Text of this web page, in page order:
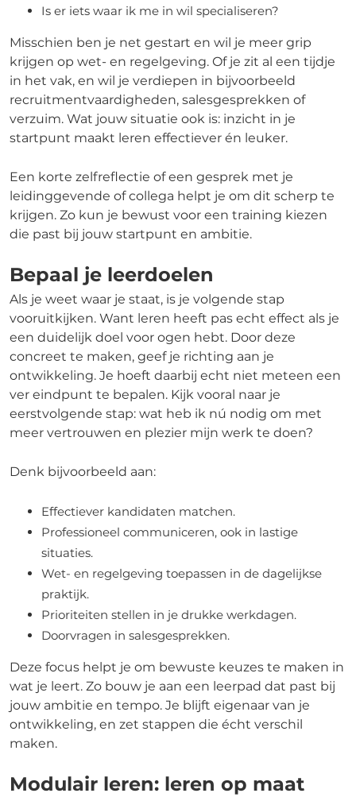
Is er iets waar ik me in wil specialiseren?
Misschien ben je net gestart en wil je meer grip
krijgen op wet- en regelgeving. Of je zit al een tijdje
in het vak, en wil je verdiepen in bijvoorbeeld
recruitmentvaardigheden, salesgesprekken of
verzuim. Wat jouw situatie ook is: inzicht in je
startpunt maakt leren effectiever én leuker.
Een korte zelfreflectie of een gesprek met je
leidinggevende of collega helpt je om dit scherp te
krijgen. Zo kun je bewust voor een training kiezen
die past bij jouw startpunt en ambitie.
Bepaal je leerdoelen
Als je weet waar je staat, is je volgende stap
vooruitkijken. Want leren heeft pas echt effect als je
een duidelijk doel voor ogen hebt. Door deze
concreet te maken, geef je richting aan je
ontwikkeling. Je hoeft daarbij echt niet meteen een
ver eindpunt te bepalen. Kijk vooral naar je
eerstvolgende stap: wat heb ik nú nodig om met
meer vertrouwen en plezier mijn werk te doen?
Denk bijvoorbeeld aan:
Effectiever kandidaten matchen.
Professioneel communiceren, ook in lastige
situaties.
Wet- en regelgeving toepassen in de dagelijkse
praktijk.
Prioriteiten stellen in je drukke werkdagen.
Doorvragen in salesgesprekken.
Deze focus helpt je om bewuste keuzes te maken in
wat je leert. Zo bouw je aan een leerpad dat past bij
jouw ambitie en tempo. Je blijft eigenaar van je
ontwikkeling, en zet stappen die écht verschil
maken.
Modulair leren: leren op maat